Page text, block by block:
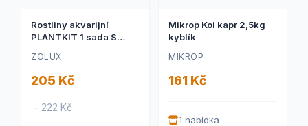
Rostliny akvarijní
PLANTKIT 1 sada S
ZOLUX
205 Kč
– 222 Kč
Mikrop Koi kapr 2,5kg
kyblík
MIKROP
161 Kč
1 nabídka